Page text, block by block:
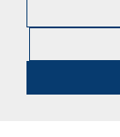
El acceso al
plantear